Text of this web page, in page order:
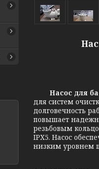
Насос для
для систем
долговечность
повышает
резьбовым
IPX5. Насос
низким уровнем